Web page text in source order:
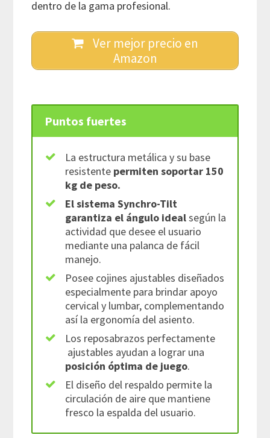
dentro de la gama profesional.
Ver mejor precio en
Amazon
Puntos fuertes
La estructura metálica y su base
resistente permiten soportar 150
kg de peso.
El sistema Synchro-Tilt
garantiza el ángulo idealsegún la
actividad que desee el usuario
mediante una palanca de fácil
manejo.
Posee cojines ajustables diseñados
especialmente para brindar apoyo
cervical y lumbar, complementando
así la ergonomía del asiento.
Los reposabrazos perfectamente
ajustables ayudan a lograr una
posición óptima de juego.
El diseño del respaldo permite la
circulación de aire que mantiene
fresco la espalda del usuario.